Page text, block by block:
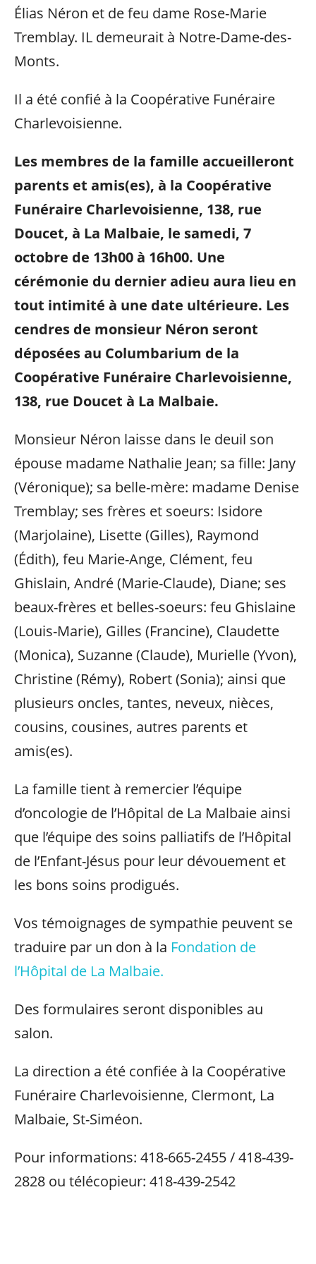
Élias Néron et de feu dame Rose-Marie
Tremblay. IL demeurait à Notre-Dame-des-
Monts.
Il a été confié à la Coopérative Funéraire
Charlevoisienne.
Les membres de la famille accueilleront
parents et amis(es), à la Coopérative
Funéraire Charlevoisienne, 138, rue
Doucet, à La Malbaie, le samedi, 7
octobre de 13h00 à 16h00. Une
cérémonie du dernier adieu aura lieu en
tout intimité à une date ultérieure. Les
cendres de monsieur Néron seront
déposées au Columbarium de la
Coopérative Funéraire Charlevoisienne,
138, rue Doucet à La Malbaie.
Monsieur Néron laisse dans le deuil son
épouse madame Nathalie Jean; sa fille: Jany
(Véronique); sa belle-mère: madame Denise
Tremblay; ses frères et soeurs: Isidore
(Marjolaine), Lisette (Gilles), Raymond
(Édith), feu Marie-Ange, Clément, feu
Ghislain, André (Marie-Claude), Diane; ses
beaux-frères et belles-soeurs: feu Ghislaine
(Louis-Marie), Gilles (Francine), Claudette
(Monica), Suzanne (Claude), Murielle (Yvon),
Christine (Rémy), Robert (Sonia); ainsi que
plusieurs oncles, tantes, neveux, nièces,
cousins, cousines, autres parents et
amis(es).
La famille tient à remercier l’équipe
d’oncologie de l’Hôpital de La Malbaie ainsi
que l’équipe des soins palliatifs de l’Hôpital
de l’Enfant-Jésus pour leur dévouement et
les bons soins prodigués.
Vos témoignages de sympathie peuvent se
traduire par un don à la Fondation de
l’Hôpital de La Malbaie.
Des formulaires seront disponibles au
salon.
La direction a été confiée à la Coopérative
Funéraire Charlevoisienne, Clermont, La
Malbaie, St-Siméon.
Pour informations: 418-665-2455 / 418-439-
2828 ou télécopieur: 418-439-2542